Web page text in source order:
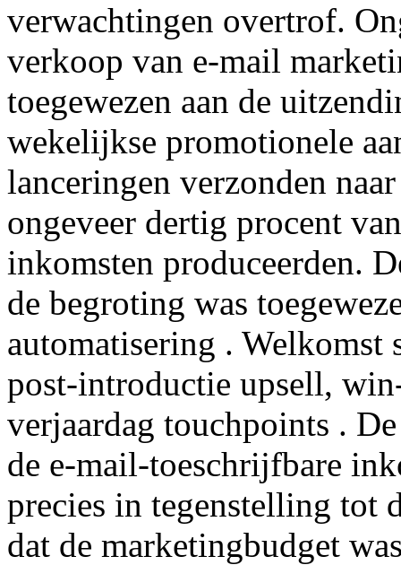
verwachtingen overtrof.
verkoop van e-mail
toegewezen aan de
wekelijkse promotionele
lanceringen verzonden
ongeveer dertig procent
inkomsten produceerden.
de begroting was
automatisering . Welkomst
post-introductie upsell,
verjaardag touchpoints .
de e-mail-toeschrijfbare
precies in tegenstelling tot
dat de marketingbudget